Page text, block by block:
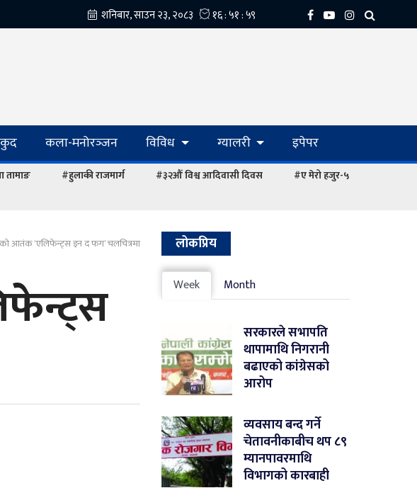
कला-मनोरञ्‍जन विविध ग्यालरी इपेपर
तामाङ #हुलाकी राजमार्ग #३२औं विश्व आदिवासी दिवस
#ए मेरो हजुर-५
आतंक ‘एलिफेन्ट्स इन द फग’ चलचित्रमा लोकप्रिय
Week Month
सरकारले सभापति
थापामाथि निगरानी
बढाएको कांग्रेसको
आरोप
व्यवसाय बन्द गर्ने
चेतावनीकाबीच थप ८९
म्यानपावरमाथि
विभागको कारबाही